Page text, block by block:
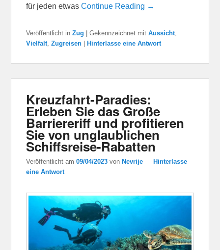
für jeden etwasContinue Reading →
Veröffentlicht in Zug |Gekennzeichnet mit Aussicht,
Vielfalt,Zugreisen Hinterlasse eine Antwort
Kreuzfahrt-Paradies:
Erleben Sie das Große
Barriereriff und profitieren
Sie von unglaublichen
Schiffsreise-Rabatten
Veröffentlicht am09/04/2023 von Nevrije — Hinterlasse
eine Antwort